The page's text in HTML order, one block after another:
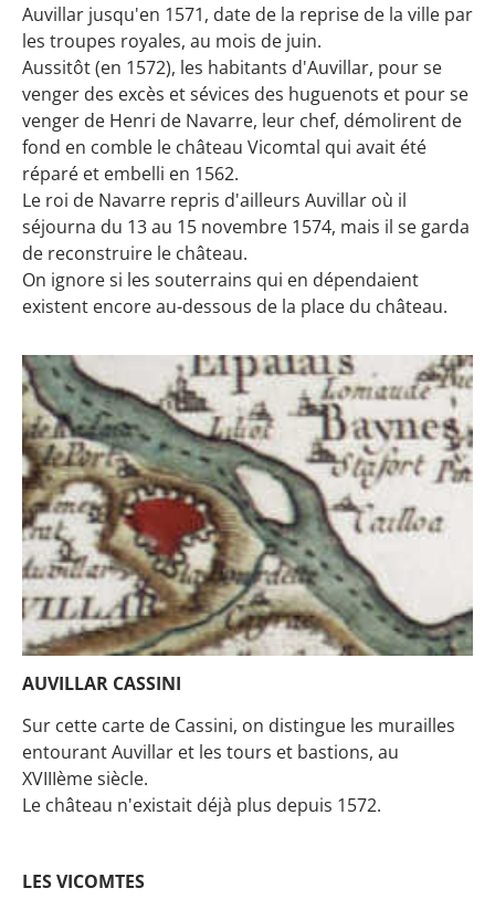
Auvillar jusqu'en 1571, date de la reprise de la ville par
les troupes royales, au mois de juin.
Aussitôt (en 1572), les habitants d'Auvillar, pour se
venger des excès et sévices des huguenots et pour se
venger de Henri de Navarre, leur chef, démolirent de
fond en comble le château Vicomtal qui avait été
réparé et embelli en 1562.
Le roi de Navarre repris d'ailleurs Auvillar où il
séjourna du 13 au 15 novembre 1574, mais il se garda
de reconstruire le château.
On ignore si les souterrains qui en dépendaient
existent encore au-dessous de la place du château.
AUVILLAR CASSINI
Sur cette carte de Cassini, on distingue les murailles
entourant Auvillar et les tours et bastions, au
XVIIIème siècle.
Le château n'existait déjà plus depuis 1572.
LES VICOMTES